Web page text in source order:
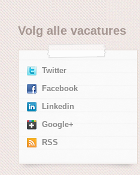
Volg allevacatures
Twitter
Facebook
Linkedin
Google+
RSS